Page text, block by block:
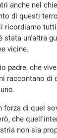
anche nel
di questi
ricordiamo
un'altra
vicine.
padre, che
raccontano
forza di quel
che
non sia